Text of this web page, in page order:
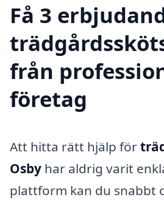
Få 3
från
företag
Att hitta rätt hjälp för
Osby har aldrig varit
plattform kan du snabbt